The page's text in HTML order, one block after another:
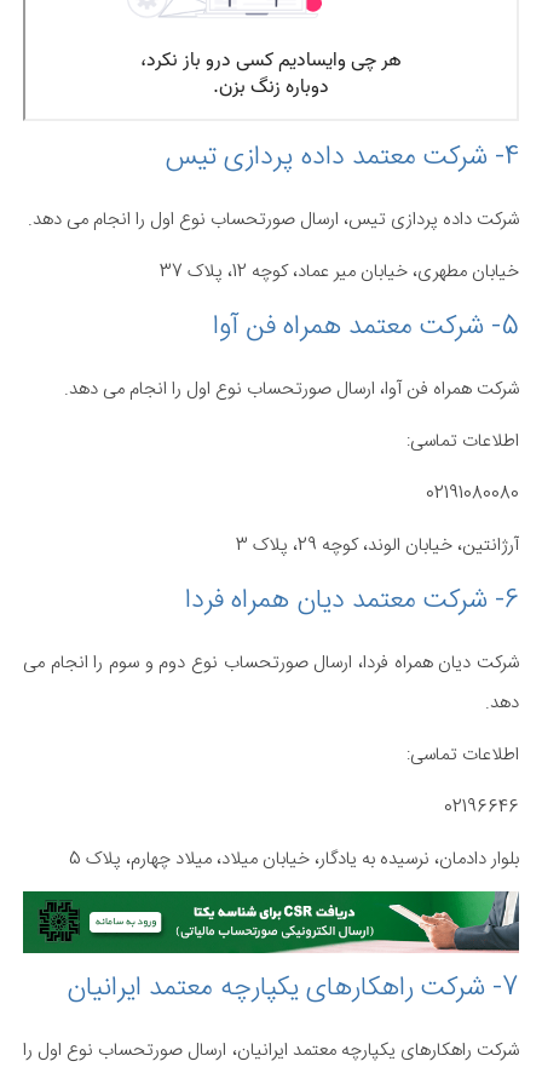
4- شرکت معتمد داده پردازی تیس
شرکت داده پردازی تیس، ارسال صورتحساب نوع اول را انجام می دهد.
خیابان مطهری، خیابان میر عماد، کوچه 12، پلاک 37
5- شرکت معتمد همراه فن آوا
شرکت همراه فن آوا، ارسال صورتحساب نوع اول را انجام می دهد.
اطلاعات تماسی:
02191080080
آرژانتین، خیابان الوند، کوچه 29، پلاک 3
6- شرکت معتمد دیان همراه فردا
شرکت دیان همراه فردا، ارسال صورتحساب نوع دوم و سوم را انجام می
دهد.
اطلاعات تماسی:
02196646
بلوار دادمان، نرسیده به یادگار، خیابان میلاد، میلاد چهارم، پلاک 5
7- شرکت راهکارهای یکپارچه معتمد ایرانیان
شرکت راهکارهای یکپارچه معتمد ایرانیان، ارسال صورتحساب نوع اول را